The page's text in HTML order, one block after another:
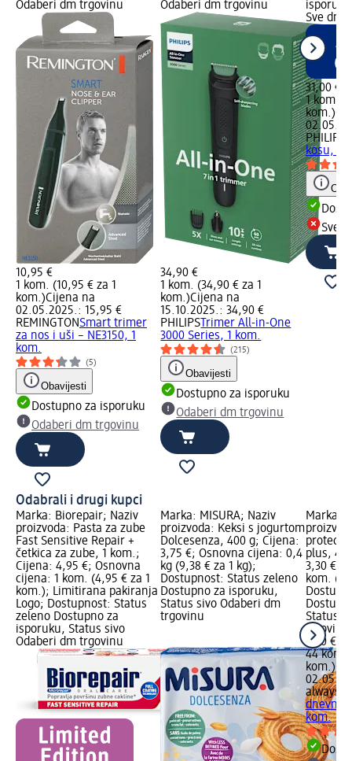
Odaberi dm trgovinu
10,95 €
1 kom. (10,95 € za 1
kom.)Cijena na
02.05.2025.: 15,95 €
REMINGTONSmart trimer
za nos i uši – NE3150, 1
kom.
(5)
Obavijesti
Dostupno za isporuku
Odaberi dm trgovinu
Odaberi dm trgovinu
34,90 €
1 kom. (34,90 € za 1
kom.)Cijena na
15.10.2025.: 34,90 €
PHILIPS Trimer All-in-One
3000 Series, 1 kom.
(215)
Obavijesti
Dostupno za isporuku
Odaberi dm trgovinu
Sve dm
31,00 €
1 kom.
kom.)
PHILIPS
kosu, 1
Sve
Odabrali i drugi kupci
Marka: Biorepair; Naziv
proizvoda: Pasta za zube
Fast Sensitive Repair +
četkica za zube, 1 kom.;
Cijena: 4,95 €; Osnovna
cijena: 1 kom. (4,95 € za 1
kom.); Limitirana pakiranja
Logo; Dostupnost: Status
zeleno Dostupno za
isporuku, Status sivo
Odaberi dm trgovinu
Marka: MISURA; Naziv
proizvoda: Keksi s jogurtom
Dolcesenza, 400 g; Cijena:
3,75 €; Osnovna cijena: 0,4
kg (9,38 € za 1 kg);
Dostupnost: Status zeleno
Dostupno za isporuku,
Status sivo Odaberi dm
trgovinu
Marka:
protect
plus, 44
3,30 €;
kom.
Status
trgovinu
3,30 €
44 kom.
kom.)
always
dnevni
kom.